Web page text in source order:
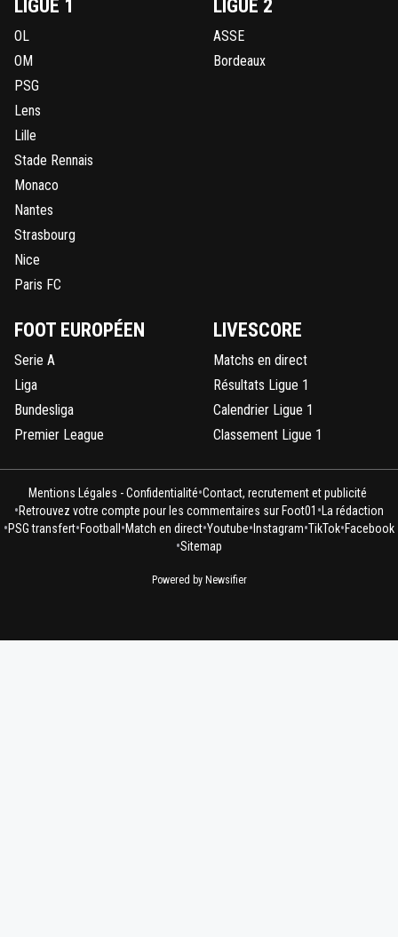
LIGUE 1
OL
OM
PSG
Lens
Lille
Stade Rennais
Monaco
Nantes
Strasbourg
Nice
Paris FC
LIGUE 2
ASSE
Bordeaux
FOOT EUROPÉEN
Serie A
Liga
Bundesliga
Premier League
LIVESCORE
Matchs en direct
Résultats Ligue 1
Calendrier Ligue 1
Classement Ligue 1
Mentions Légales - Confidentialité•Contact, recrutement et publicité
•Retrouvez votre compte pour les commentaires sur Foot01 •La rédaction
•PSG transfert•Football •Match en direct•Youtube• Instagram•TikTok•Facebook
•Sitemap
Powered by Newsifier